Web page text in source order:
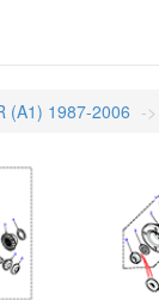
(A1) 1987-2006